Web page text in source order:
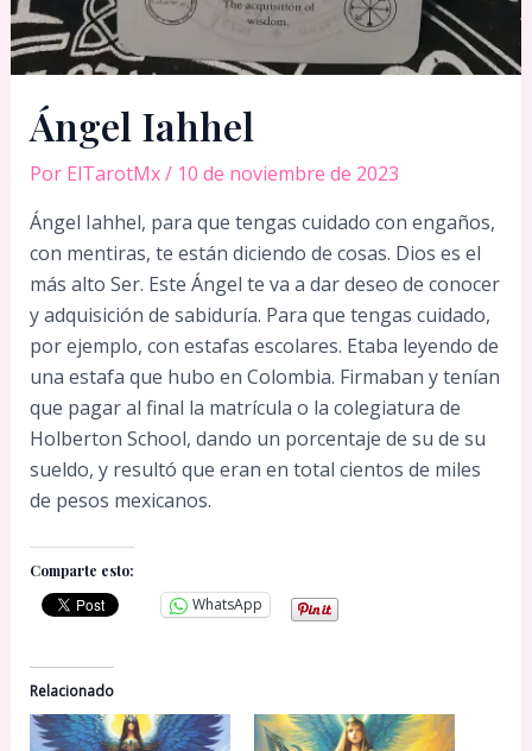
Ángel Iahhel
Por ElTarotMx/ 10 de noviembre de 2023
Ángel Iahhel, para que tengas cuidado con engaños,
con mentiras, te están diciendo de cosas. Dios es el
más alto Ser. Este Ángel te va a dar deseo de conocer
y adquisición de sabiduría. Para que tengas cuidado,
por ejemplo, con estafas escolares. Etaba leyendo de
una estafa que hubo en Colombia. Firmaban y tenían
que pagar al final la matrícula o la colegiatura de
Holberton School, dando un porcentaje de su de su
sueldo, y resultó que eran en total cientos de miles
de pesos mexicanos.
Comparte esto:
WhatsApp
Relacionado